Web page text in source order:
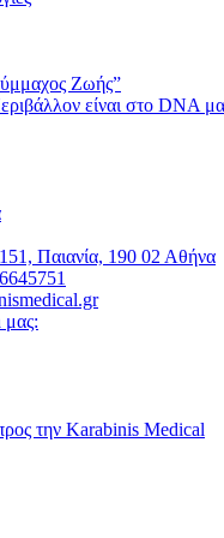
Ζωής”
είναι στο DNA
Παιανία, 190 02 Αθήνα
μας:
την Karabinis Medical